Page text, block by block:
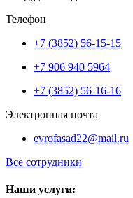
Телефон
+7 (3852) 56-15-15
+7 906 940 5964
+7 (3852) 56-16-16
Электронная почта
evrofasad22@mail.ru
Все сотрудники
Наши услуги: